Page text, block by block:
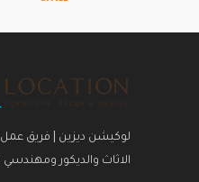
لوكيشن ديزين | فريق
الاثاث والديكور ومهندسي